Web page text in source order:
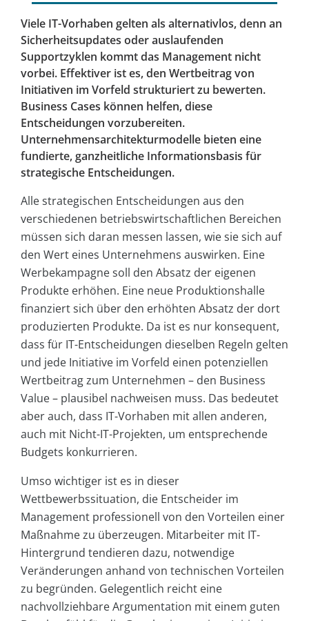
Viele IT-Vorhaben gelten als alternativlos, denn an
Sicherheitsupdates oder auslaufenden
Supportzyklen kommt das Management nicht
vorbei. Effektiver ist es, den Wertbeitrag von
Initiativen im Vorfeld strukturiert zu bewerten.
Business Cases können helfen, diese
Entscheidungen vorzubereiten.
Unternehmensarchitekturmodelle bieten eine
fundierte, ganzheitliche Informationsbasis für
strategische Entscheidungen.
Alle strategischen Entscheidungen aus den
verschiedenen betriebswirtschaftlichen Bereichen
müssen sich daran messen lassen, wie sie sich auf
den Wert eines Unternehmens auswirken. Eine
Werbekampagne soll den Absatz der eigenen
Produkte erhöhen. Eine neue Produktionshalle
finanziert sich über den erhöhten Absatz der dort
produzierten Produkte. Da ist es nur konsequent,
dass für IT-Entscheidungen dieselben Regeln gelten
und jede Initiative im Vorfeld einen potenziellen
Wertbeitrag zum Unternehmen – den Business
Value – plausibel nachweisen muss. Das bedeutet
aber auch, dass IT-Vorhaben mit allen anderen,
auch mit Nicht-IT-Projekten, um entsprechende
Budgets konkurrieren.
Umso wichtiger ist es in dieser
Wettbewerbssituation, die Entscheider im
Management professionell von den Vorteilen einer
Maßnahme zu überzeugen. Mitarbeiter mit IT-
Hintergrund tendieren dazu, notwendige
Veränderungen anhand von technischen Vorteilen
zu begründen. Gelegentlich reicht eine
nachvollziehbare Argumentation mit einem guten